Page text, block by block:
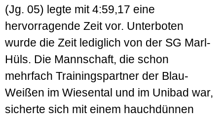
(Jg. 05) legte mit 4:59,17 eine
hervorragende Zeit vor. Unterboten
wurde die Zeit lediglich von der SG Marl-
Hüls. Die Mannschaft, die schon
mehrfach Trainingspartner der Blau-
Weißen im Wiesental und im Unibad war,
sicherte sich mit einem hauchdünnen